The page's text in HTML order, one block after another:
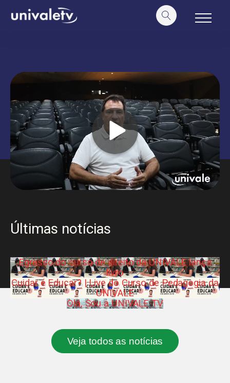
conteúdo
Últimas notícias
Egresso do curso de direito da UNIVALE lança
livro
Cuidar é Educar? | Live do Curso de Pedagogia da
UNIVALE
Olá, Sou a UNIVALE TV
Veja todos as notícias